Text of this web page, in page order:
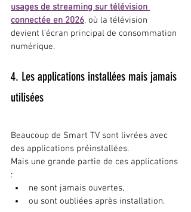
usages de streaming sur télévision
connectée en 2026, où la télévision
devient l’écran principal de consommation
numérique.
4. Les applications installées mais jamais
utilisées
Beaucoup de Smart TV sont livrées avec
des applications préinstallées.
Mais une grande partie de ces applications
:
ne sont jamais ouvertes,
ou sont oubliées après installation.